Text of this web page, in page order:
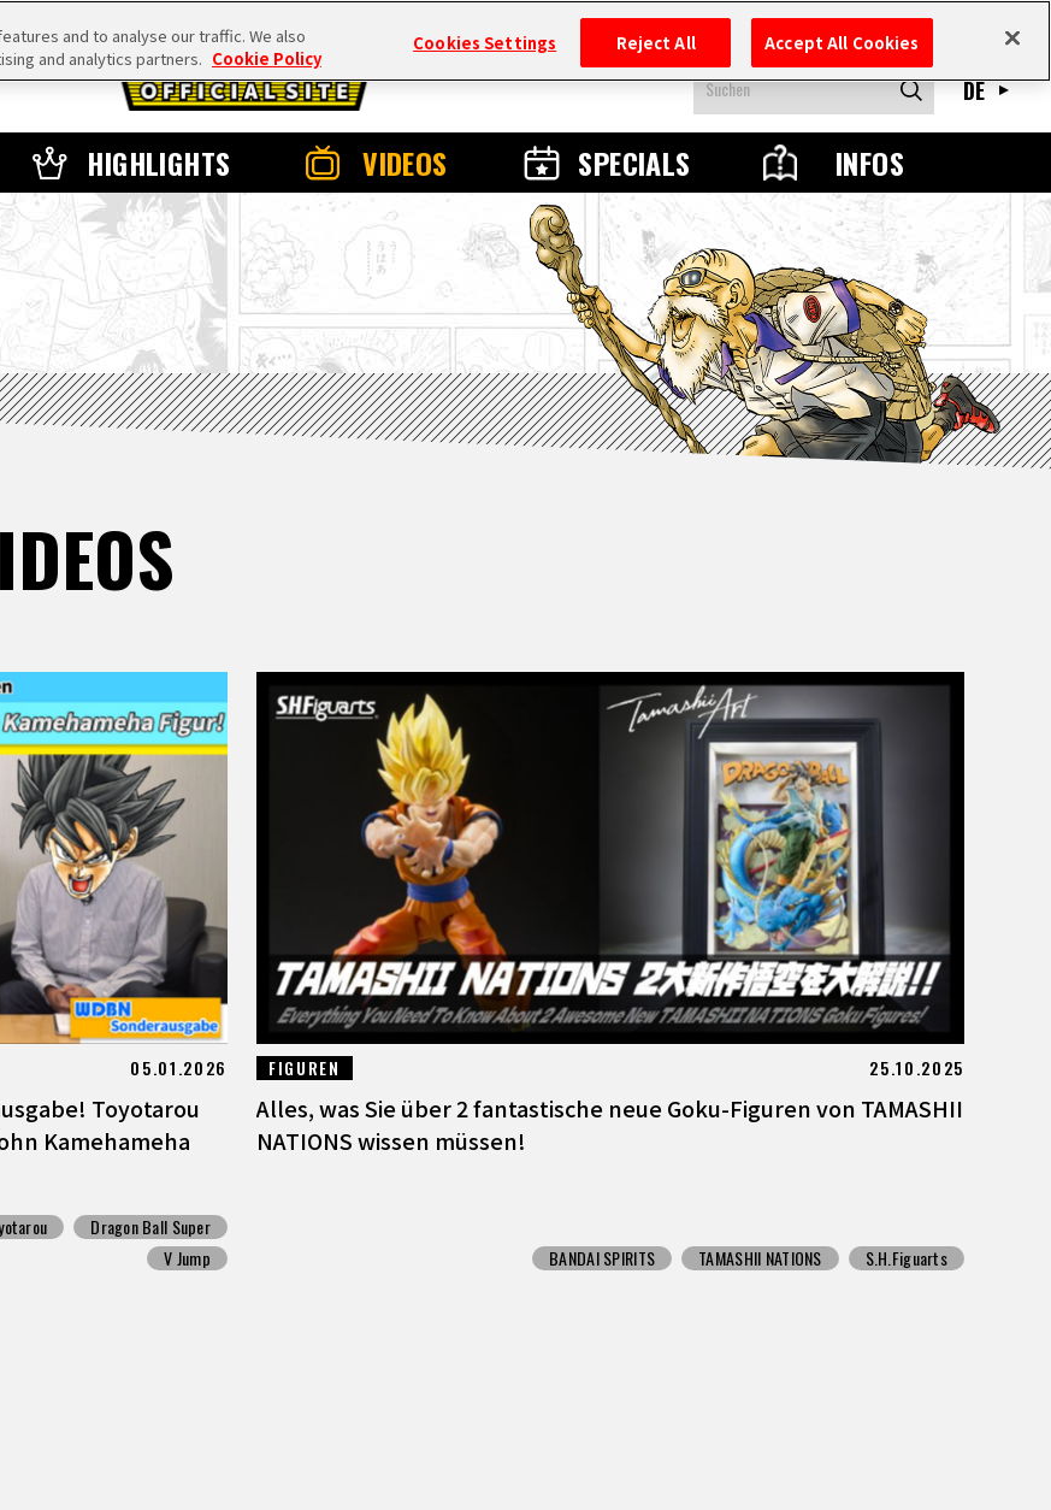
HIGHLIGHTS VIDEOS SPECIALS INFOS
DE
05.01.2026
Toyotarou
Kamehameha
Dragon Ball Super
V Jump
FIGUREN 25.10.2025
Alles, was Sie über 2 fantastische neue Goku-Figuren von TAMASHII
NATIONS wissen müssen!
BANDAI SPIRITS TAMASHII NATIONS S.H.Figuarts
and to analyse our traffic. We also
and analytics partners. Cookie Policy
Cookies Settings Reject All Accept All Cookies